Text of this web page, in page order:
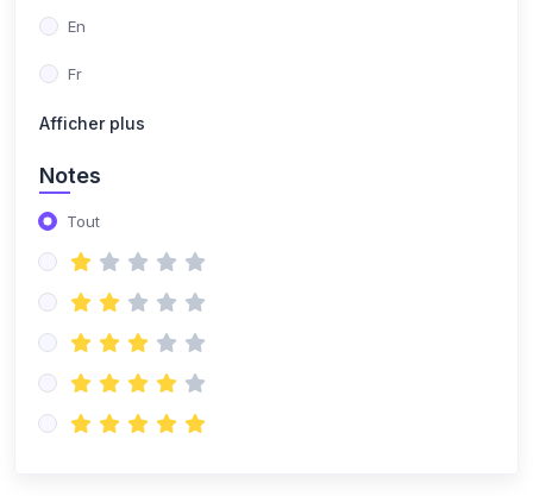
En
Fr
Afficher plus
Notes
Tout